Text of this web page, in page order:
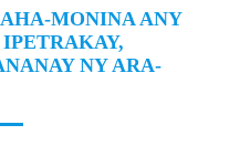
MONINA ANY
NY ARA-